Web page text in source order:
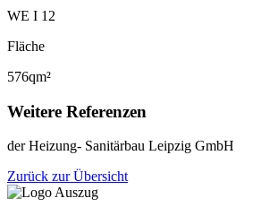
WE I 12
Fläche
576qm²
Weitere Referenzen
der Heizung- Sanitärbau Leipzig GmbH
Zurück zur Übersicht